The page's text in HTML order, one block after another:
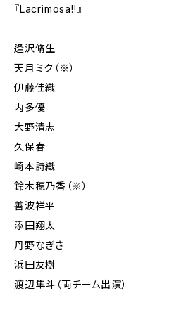
『Lacrimosa!!』
逢沢脩生
天月ミク（※）
伊藤佳織
内多優
大野清志
久保春
崎本詩織
鈴木穂乃香（※）
善波祥平
添田翔太
丹野なぎさ
浜田友樹
渡辺隼斗（両チーム出演）